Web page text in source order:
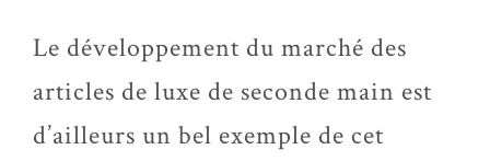
Le développement du marché des
articles de luxe de seconde main est
d’ailleurs un bel exemple de cet